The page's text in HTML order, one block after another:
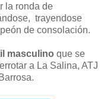
la ronda de
trayendose
de consolación.
masculino que se
a La Salina, ATJ